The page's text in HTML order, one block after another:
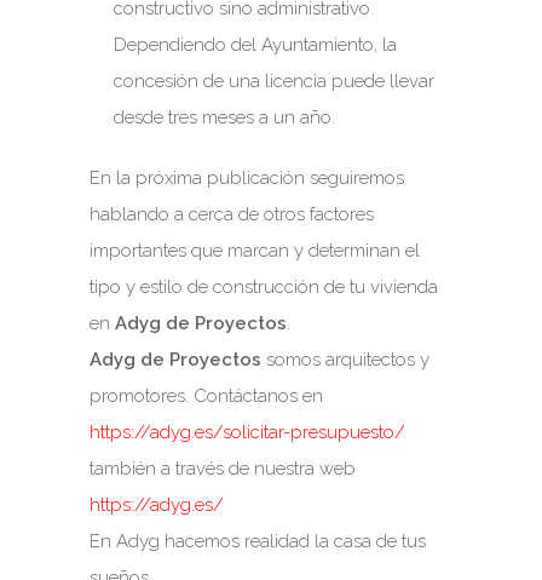
constructivo sino administrativo.
Dependiendo del Ayuntamiento, la
concesión de una licencia puede llevar
desde tres meses a un año.
En la próxima publicación seguiremos
hablando a cerca de otros factores
importantes que marcan y determinan el
tipo y estilo de construcción de tu vivienda
en Adyg de Proyectos.
Adyg de Proyectos somos arquitectos y
promotores. Contáctanos en
https://adyg.es/solicitar-presupuesto/
también a través de nuestra web
https://adyg.es/
En Adyg hacemos realidad la casa de tus